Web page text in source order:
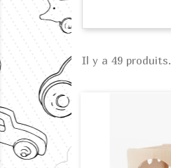
Il y a 49 produits.